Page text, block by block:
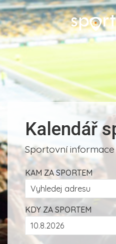
Kalendář
Sportovní
KAM ZA SPORTEM
KDY ZA SPORTEM